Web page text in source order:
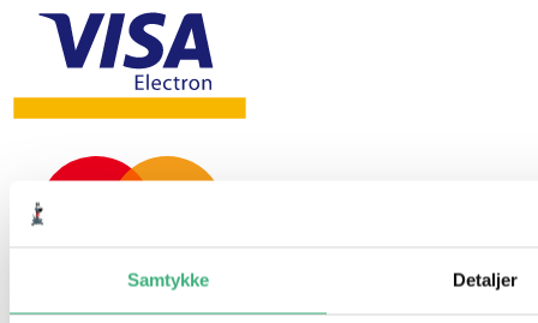
Samtykke Detaljer